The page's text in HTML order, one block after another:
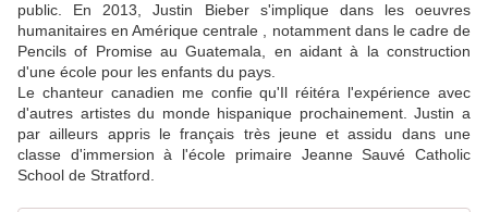
public. En 2013, Justin Bieber s'implique dans les oeuvres
humanitaires en Amérique centrale , notamment dans le cadre de
Pencils of Promise au Guatemala, en aidant à la construction
d'une école pour les enfants du pays.
Le chanteur canadien me confie qu'Il réitéra l'expérience avec
d'autres artistes du monde hispanique prochainement. Justin a
par ailleurs appris le français très jeune et assidu dans une
classe d'immersion à l'école primaire Jeanne Sauvé Catholic
School de Stratford.